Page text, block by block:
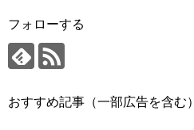
フォローする
おすすめ記事（一部広告を含む）